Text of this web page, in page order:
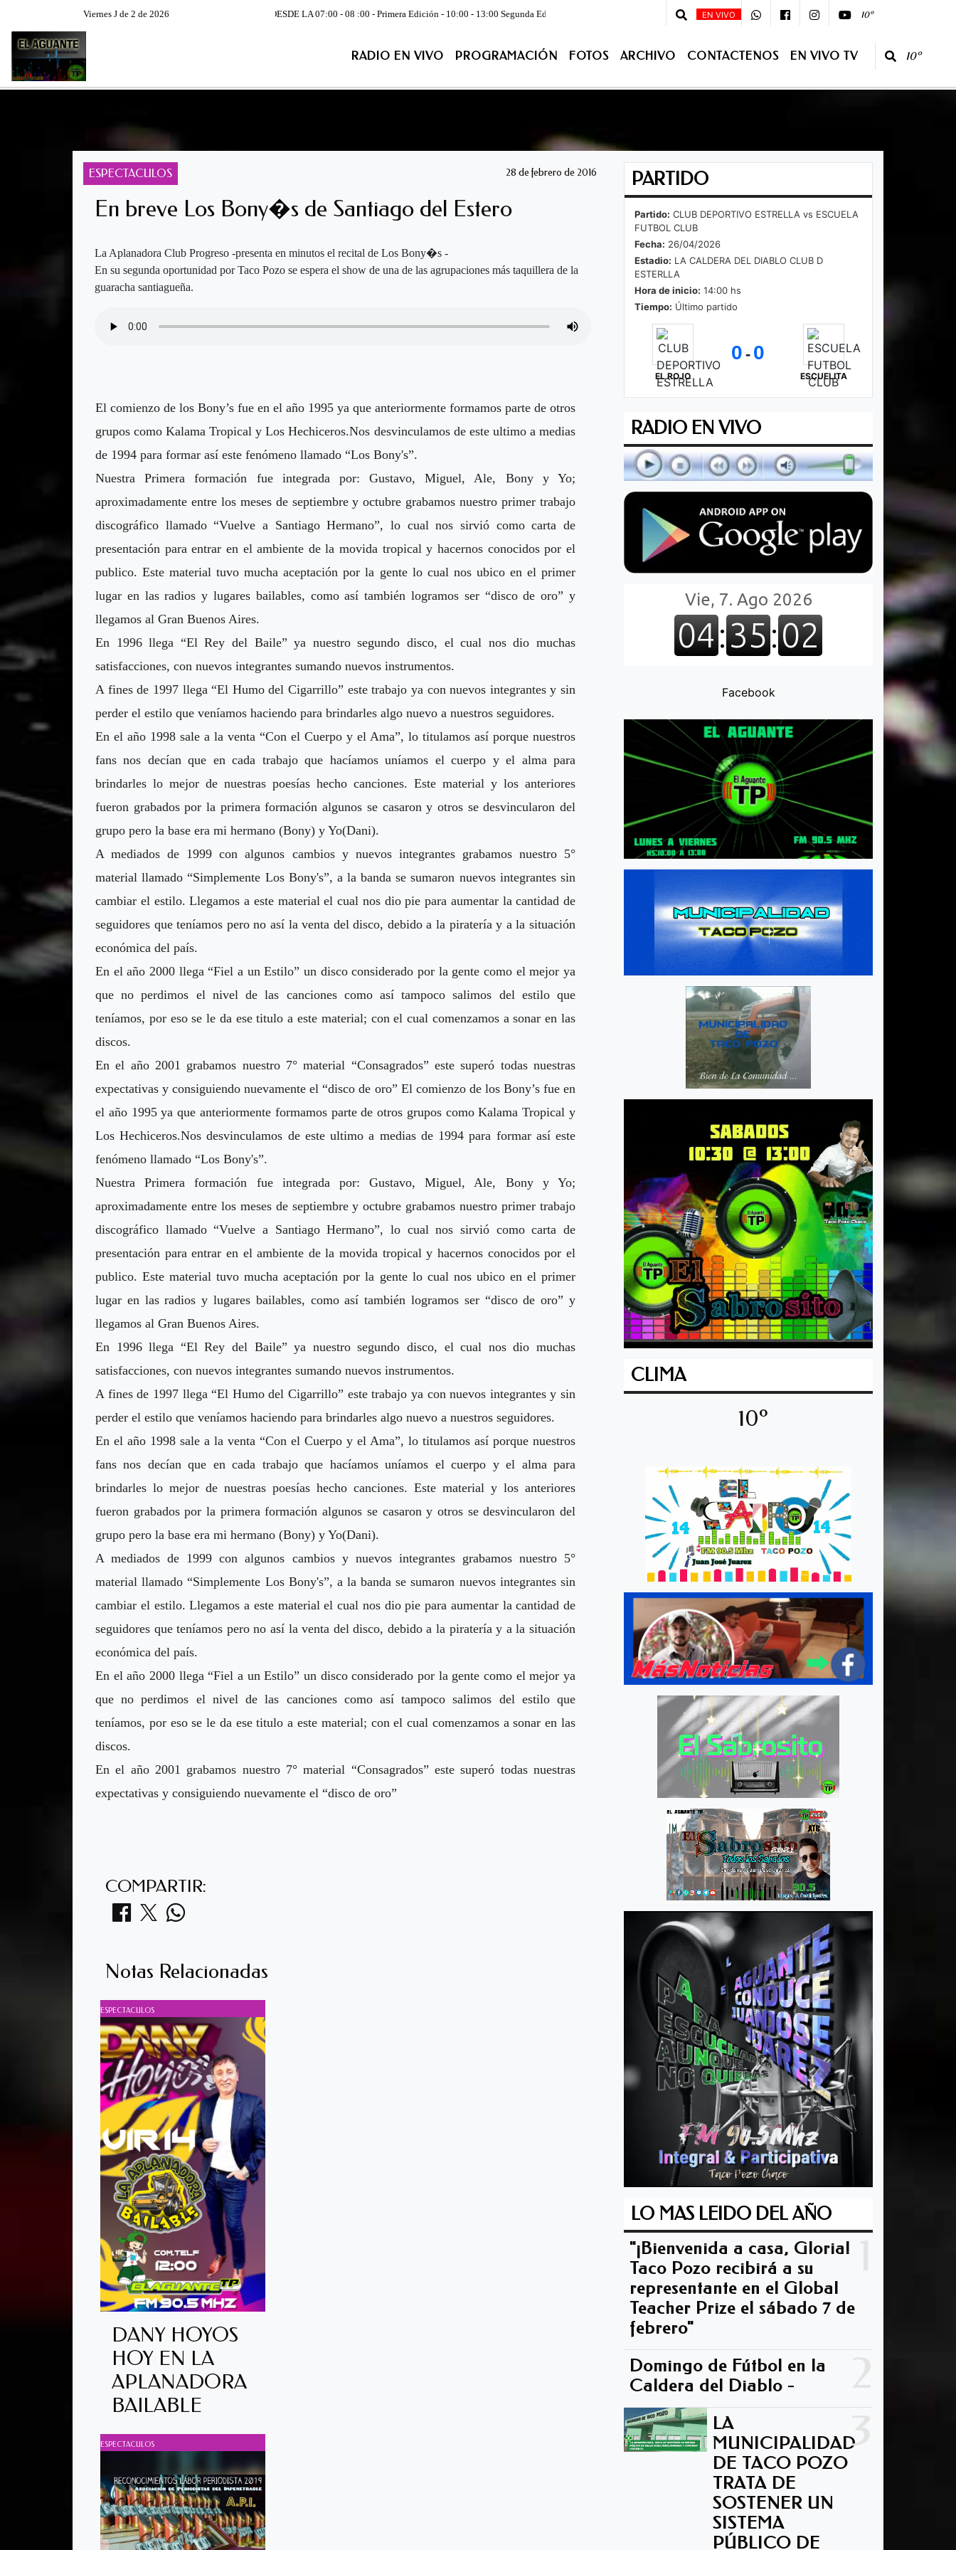
Viernes J de 2 de 2026
AGUANTE XXIV TEMPORADA DE LUNES A VIERNES DESDE LA 07:00 - 08 :00 - Primera Edición - 10:00 - 13:00 Segunda Edición - CONDUCE:Juan José Juarez - Tef.3877-439295 -
EN VIVO 10º
PROGRAMACIÓN FOTOS ARCHIVO CONTACTENOS EN VIVO TV
RADIO EN VIVO PROGRAMACIÓN FOTOS ARCHIVO CONTACTENOS EN VIVO TV 10º
ESPECTACULOS 28 de febrero de 2016
En breve Los Bony�s de Santiago del Estero
La Aplanadora Club Progreso -presenta en minutos el recital de Los Bony�s -
En su segunda oportunidad por Taco Pozo se espera el show de una de las agrupaciones más taquillera de la
guaracha santiagueña.
El comienzo de los Bony’s fue en el año 1995 ya que anteriormente formamos parte de otros
grupos como Kalama Tropical y Los Hechiceros.Nos desvinculamos de este ultimo a medias
de 1994 para formar así este fenómeno llamado “Los Bony's”.
Nuestra Primera formación fue integrada por: Gustavo, Miguel, Ale, Bony y Yo;
aproximadamente entre los meses de septiembre y octubre grabamos nuestro primer trabajo
discográfico llamado “Vuelve a Santiago Hermano”, lo cual nos sirvió como carta de
presentación para entrar en el ambiente de la movida tropical y hacernos conocidos por el
publico. Este material tuvo mucha aceptación por la gente lo cual nos ubico en el primer
lugar en las radios y lugares bailables, como así también logramos ser “disco de oro” y
llegamos al Gran Buenos Aires.
En 1996 llega “El Rey del Baile” ya nuestro segundo disco, el cual nos dio muchas
satisfacciones, con nuevos integrantes sumando nuevos instrumentos.
A fines de 1997 llega “El Humo del Cigarrillo” este trabajo ya con nuevos integrantes y sin
perder el estilo que veníamos haciendo para brindarles algo nuevo a nuestros seguidores.
En el año 1998 sale a la venta “Con el Cuerpo y el Ama”, lo titulamos así porque nuestros
fans nos decían que en cada trabajo que hacíamos uníamos el cuerpo y el alma para
brindarles lo mejor de nuestras poesías hecho canciones. Este material y los anteriores
fueron grabados por la primera formación algunos se casaron y otros se desvincularon del
grupo pero la base era mi hermano (Bony) y Yo(Dani).
A mediados de 1999 con algunos cambios y nuevos integrantes grabamos nuestro 5°
material llamado “Simplemente Los Bony's”, a la banda se sumaron nuevos integrantes sin
cambiar el estilo. Llegamos a este material el cual nos dio pie para aumentar la cantidad de
seguidores que teníamos pero no así la venta del disco, debido a la piratería y a la situación
económica del país.
En el año 2000 llega “Fiel a un Estilo” un disco considerado por la gente como el mejor ya
que no perdimos el nivel de las canciones como así tampoco salimos del estilo que
teníamos, por eso se le da ese titulo a este material; con el cual comenzamos a sonar en las
discos.
En el año 2001 grabamos nuestro 7° material “Consagrados” este superó todas nuestras
expectativas y consiguiendo nuevamente el “disco de oro” El comienzo de los Bony’s fue en
el año 1995 ya que anteriormente formamos parte de otros grupos como Kalama Tropical y
Los Hechiceros.Nos desvinculamos de este ultimo a medias de 1994 para formar así este
fenómeno llamado “Los Bony's”.
Nuestra Primera formación fue integrada por: Gustavo, Miguel, Ale, Bony y Yo;
aproximadamente entre los meses de septiembre y octubre grabamos nuestro primer trabajo
discográfico llamado “Vuelve a Santiago Hermano”, lo cual nos sirvió como carta de
presentación para entrar en el ambiente de la movida tropical y hacernos conocidos por el
publico. Este material tuvo mucha aceptación por la gente lo cual nos ubico en el primer
lugar en las radios y lugares bailables, como así también logramos ser “disco de oro” y
llegamos al Gran Buenos Aires.
En 1996 llega “El Rey del Baile” ya nuestro segundo disco, el cual nos dio muchas
satisfacciones, con nuevos integrantes sumando nuevos instrumentos.
A fines de 1997 llega “El Humo del Cigarrillo” este trabajo ya con nuevos integrantes y sin
perder el estilo que veníamos haciendo para brindarles algo nuevo a nuestros seguidores.
En el año 1998 sale a la venta “Con el Cuerpo y el Ama”, lo titulamos así porque nuestros
fans nos decían que en cada trabajo que hacíamos uníamos el cuerpo y el alma para
brindarles lo mejor de nuestras poesías hecho canciones. Este material y los anteriores
fueron grabados por la primera formación algunos se casaron y otros se desvincularon del
grupo pero la base era mi hermano (Bony) y Yo(Dani).
A mediados de 1999 con algunos cambios y nuevos integrantes grabamos nuestro 5°
material llamado “Simplemente Los Bony's”, a la banda se sumaron nuevos integrantes sin
cambiar el estilo. Llegamos a este material el cual nos dio pie para aumentar la cantidad de
seguidores que teníamos pero no así la venta del disco, debido a la piratería y a la situación
económica del país.
En el año 2000 llega “Fiel a un Estilo” un disco considerado por la gente como el mejor ya
que no perdimos el nivel de las canciones como así tampoco salimos del estilo que
teníamos, por eso se le da ese titulo a este material; con el cual comenzamos a sonar en las
discos.
En el año 2001 grabamos nuestro 7° material “Consagrados” este superó todas nuestras
expectativas y consiguiendo nuevamente el “disco de oro”
COMPARTIR:
Notas Relacionadas
ESPECTACULOS
DANY HOYOS
HOY EN LA
APLANADORA
BAILABLE
ESPECTACULOS
PARTIDO
Partido: CLUB DEPORTIVO ESTRELLA vs ESCUELA
FUTBOL CLUB
Fecha: 26/04/2026
Estadio: LA CALDERA DEL DIABLO CLUB D
ESTERLLA
Hora de inicio: 14:00 hs
Tiempo: Último partido
EL ROJO
0 - 0
ESCUELITA
RADIO EN VIVO
Facebook
CLIMA
10º
LO MAS LEIDO DEL AÑO
"¡Bienvenida a casa, Gloria!
Taco Pozo recibirá a su
representante en el Global
Teacher Prize el sábado 7 de
febrero"
Domingo de Fútbol en la
Caldera del Diablo -
3
LA
MUNICIPALIDAD
DE TACO POZO
TRATA DE
SOSTENER UN
SISTEMA
PÚBLICO DE